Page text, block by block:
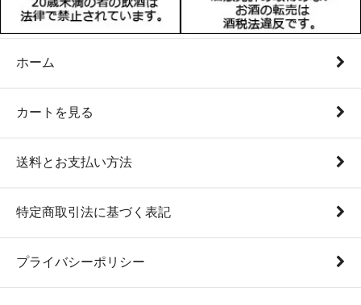
ホーム
カートを見る
送料とお支払い方法
特定商取引法に基づく表記
プライバシーポリシー